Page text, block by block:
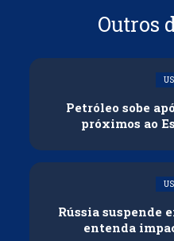
Outros
Petróleo sobe
próximos ao
Rússia suspende
entenda